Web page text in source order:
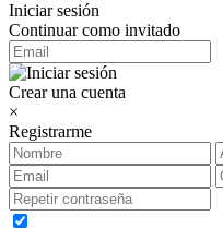
Iniciar sesión
Continuar como invitado
Crear una cuenta
×
Registrarme